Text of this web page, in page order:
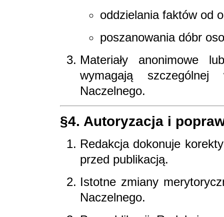
oddzielania faktów od
poszanowania dóbr
Materiały anonimowe
wymagają
Naczelnego.
§4. Autoryzacja i
Redakcja dokonuje
przed publikacją.
Istotne zmiany
Naczelnego.